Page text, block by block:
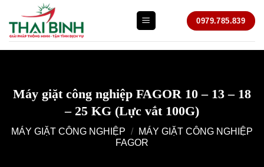
qua
nội
dung
0979.785.839
Máy giặt công nghiệp FAGOR 10 – 13 – 18
– 25 KG (Lực vắt 100G)
MÁY GIẶT CÔNG NGHIỆP /
MÁY GIẶT CÔNG NGHIỆP
FAGOR